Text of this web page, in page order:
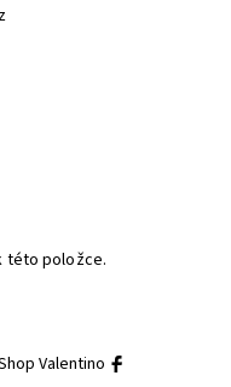
této položce.
Valentino